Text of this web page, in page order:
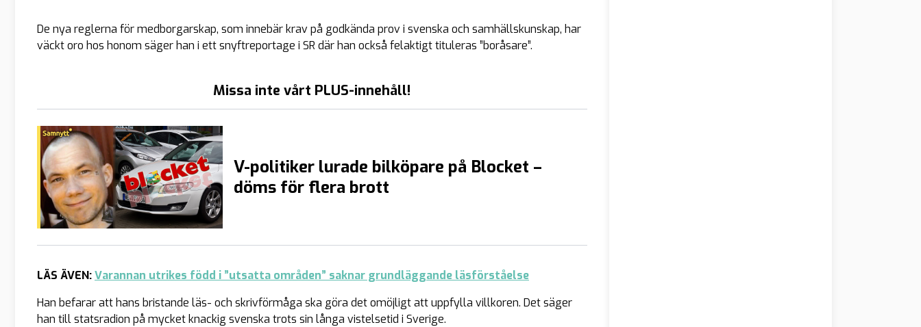
De nya reglerna för medborgarskap, som innebär krav på godkända prov i svenska och samhällskunskap, har
väckt oro hos honom säger han i ett snyftreportage i SR där han också felaktigt tituleras ”boråsare”.
Missa inte vårt PLUS-innehåll!
V-politiker lurade bilköpare på Blocket –
döms för flera brott
LÄS ÄVEN:Varannan utrikes född i ”utsatta områden” saknar grundläggande läsförståelse
Han befarar att hans bristande läs- och skrivförmåga ska göra det omöjligt att uppfylla villkoren. Det säger
han till statsradion på mycket knackig svenska trots sin långa vistelsetid i Sverige.